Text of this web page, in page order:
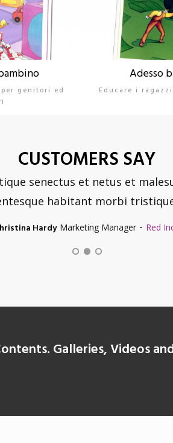
genitori ed
Adesso
Educare i
CUSTOMERS SAY
Mark Anthony CEO WikiMedia
senectus et netus et
habitant morbi
Hardy Marketing Manager - Red
Jane Bennett Developer Hubboard Media
Galleries, Videos